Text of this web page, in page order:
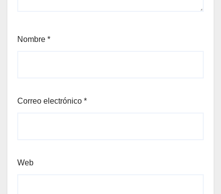
Nombre *
Correo electrónico *
Web